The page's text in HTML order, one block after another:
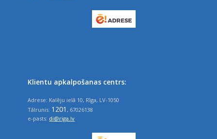
Klientu apkalpošanas centrs:
Adrese: Kalēju ielā 10, Rīga, LV-1050
Tālrunis: 1201, 67026138
e-pasts: di@riga.lv